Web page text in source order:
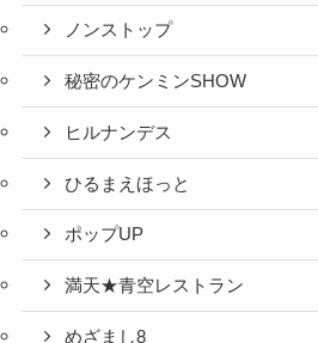
ノンストップ
秘密のケンミンSHOW
ヒルナンデス
ひるまえほっと
ポップUP
満天★青空レストラン
めざまし8